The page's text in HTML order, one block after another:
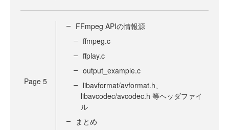
Page 5
FFmpeg APIの情報源
ffmpeg.c
ffplay.c
output_example.c
libavformat/avformat.h、
libavcodec/avcodec.h 等ヘッダファイ
ル
まとめ